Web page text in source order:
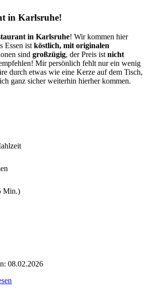
in Karlsruhe!
in Karlsruhe! Wir kommen hier
Essen ist köstlich, mit originalen
sind großzügig, der Preis ist nicht
Mir persönlich fehlt nur ein wenig
durch etwas wie eine Kerze auf dem Tisch,
ganz sicher weiterhin hierher kommen.
Min.)
08.02.2026